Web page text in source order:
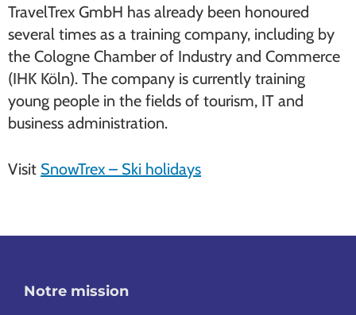
TravelTrex GmbH has already been honoured
several times as a training company, including by
the Cologne Chamber of Industry and Commerce
(IHK Köln). The company is currently training
young people in the fields of tourism, IT and
business administration.
Visit SnowTrex – Ski holidays
Notre mission